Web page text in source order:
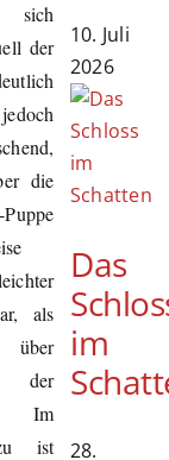
sich
der
die
als
über
der
Im
ist
10. Juli
2026
Das
im
28.